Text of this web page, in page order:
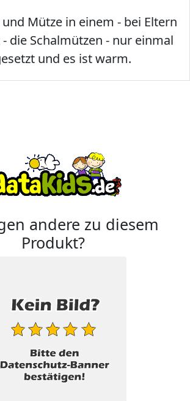
und Mütze in einem - bei Eltern
die Schalmützen - nur einmal
und es ist warm.
andere zu diesem
Produkt?